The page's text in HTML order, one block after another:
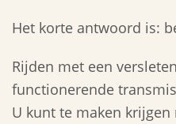
Het korte antwoord is:
Rijden met een
functionerende
U kunt te maken